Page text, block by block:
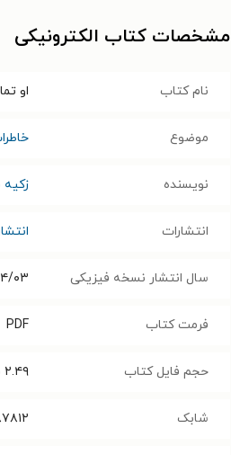
مشخصات کتاب الکترونیکی
نام کتاب او
موضوع
نویسنده
انتشارات
سال انتشار نسخه فیزیکی
فرمت کتاب PDF
حجم فایل کتاب ۲.۴۹
شابک